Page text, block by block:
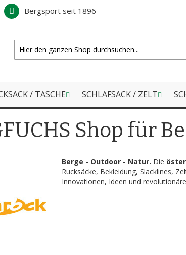
Bergsport seit 1896
/ TASCHE SCHLAFSACK / ZELT
Shop für
Berge - Outdoor - Natur. Die
Rucksäcke, Bekleidung, Slacklines,
Innovationen, Ideen und